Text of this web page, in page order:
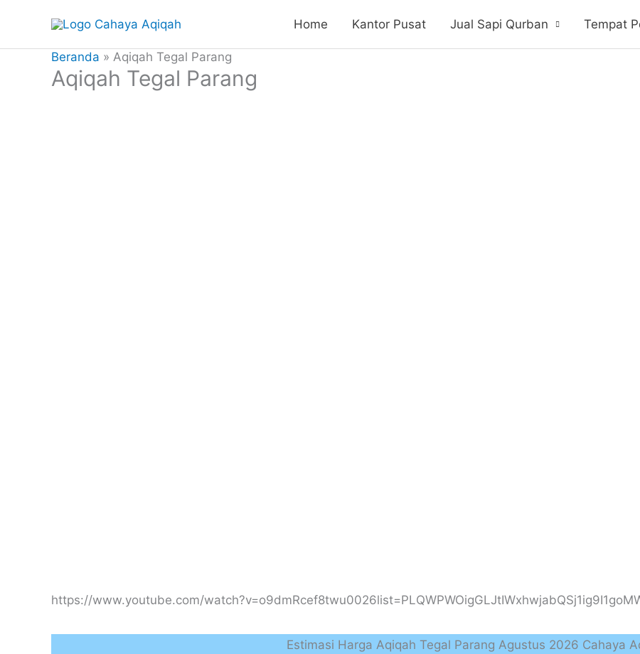
Home Kantor Pusat Jual Sapi Qurban Tempat
Beranda Aqiqah Tegal Parang
Aqiqah Tegal Parang
https://www.youtube.com/
Estimasi Harga Aqiqah Tegal Parang Agustus 2026 Cahaya